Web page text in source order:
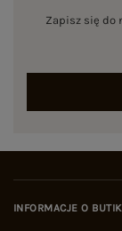
Zapisz się do
INFORMACJE O BUTIK